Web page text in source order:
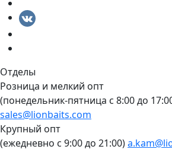
Отделы
Розница и мелкий опт
(понедельник-пятница c 8:00 до
sales@lionbaits.com
Крупный опт
(ежедневно с 9:00 до 21:00)